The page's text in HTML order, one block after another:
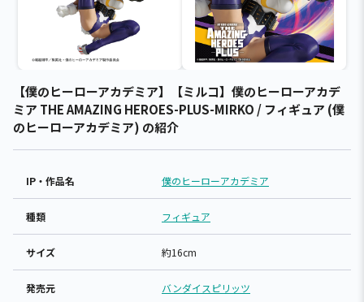
【僕のヒーローアカデミア】【ミルコ】僕のヒーローアカデ
ミア THE AMAZING HEROES-PLUS-MIRKO / フィギュア (僕
のヒーローアカデミア) の紹介
IP・作品名 僕のヒーローアカデミア
種類 フィギュア
サイズ 約16cm
発売元 バンダイスピリッツ